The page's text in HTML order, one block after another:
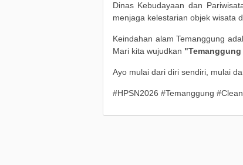
Dinas Kebudayaan dan
menjaga kelestarian objek wisata
Keindahan alam Temanggung
Mari kita wujudkan
Ayo mulai dari diri sendiri, mulai
#HPSN2026 #Temanggung